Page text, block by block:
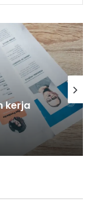
kerja